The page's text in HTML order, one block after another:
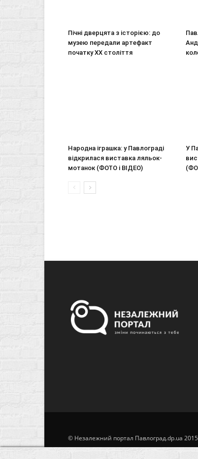
Пічні дверцята з історією: до
музею передали артефакт
початку ХХ століття
Народна іграшка: у Павлограді
відкрилася виставка ляльок-
мотанок (ФОТО і ВІДЕО)
У
© Незалежний портал Павлоград.dp.ua